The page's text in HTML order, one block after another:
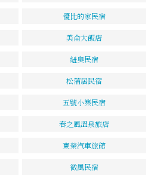
優比的家民宿
美侖大飯店
紐奧民宿
松蒲居民宿
五號小築民宿
春之風溫泉旅店
東榮汽車旅館
微風民宿